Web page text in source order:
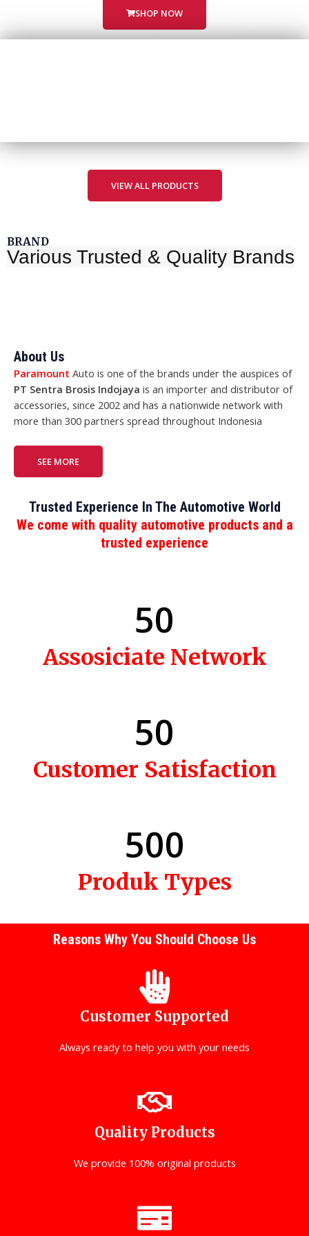
SHOP NOW
VIEW ALL PRODUCTS
BRAND
Various Trusted & Quality Brands
About Us
Paramount Auto is one of the brands under the auspices of
PT Sentra Brosis Indojaya is an importer and distributor of
accessories, since 2002 and has a nationwide network with
more than 300 partners spread throughout Indonesia
SEE MORE
Trusted Experience In The Automotive World
We come with quality automotive products and a
trusted experience
50
Assosiciate Network
50
Customer Satisfaction
500
Produk Types
Reasons Why You Should Choose Us
Customer Supported
Always ready to help you with your needs
Quality Products
We provide 100% original products